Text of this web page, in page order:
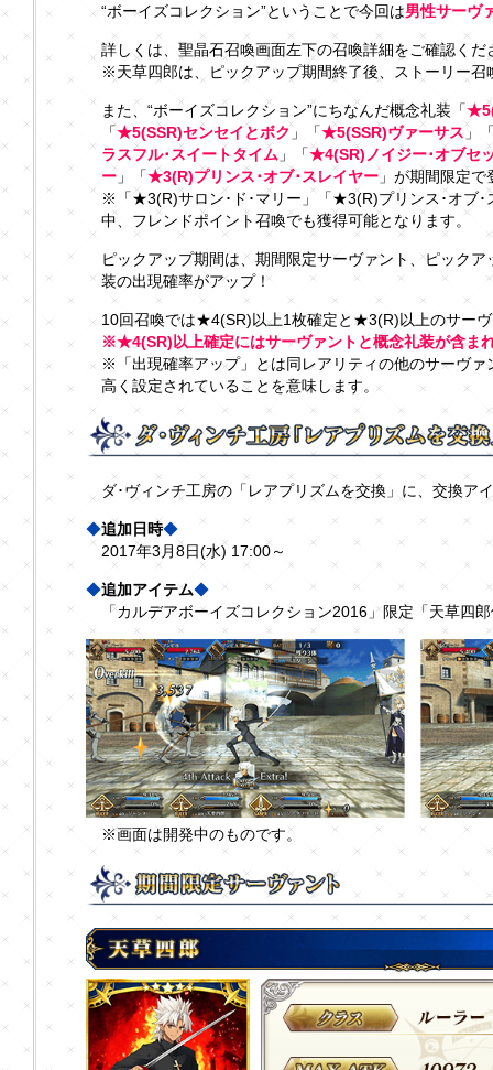
“ボーイズコレクション”ということで今回は男性サーヴ
詳しくは、聖晶石召喚画面左下の召喚詳細をご確認くだ
※天草四郎は、ピックアップ期間終了後、ストーリー召
また、“ボーイズコレクション”にちなんだ概念礼装「
「★5(SSR)センセイとボク 」「★5(SSR)ヴァーサス 」
ラスフル･スイートタイム 」「★4(SR)ノイジー･オブセ
ー 」「★3(R)プリンス･オブ･スレイヤー 」が期間限定で
※「★3(R)サロン･ド･マリー」「★3(R)プリンス･オブ･
中、フレンドポイント召喚でも獲得可能となります。
ピックアップ期間は、期間限定サーヴァント、ピック
装の出現確率がアップ！
10回召喚では★4(SR)以上1枚確定と★3(R)以上のサー
※★4(SR)以上確定にはサーヴァントと概念礼装が含ま
※「出現確率アップ」とは同レアリティの他のサーヴ
高く設定されていることを意味します。
ダ･ヴィンチ工房の「レアプリズムを交換」に、交換ア
◆追加日時◆
2017年3月8日(水) 17:00～
◆追加アイテム◆
「カルデアボーイズコレクション2016」限定「天草四
※画面は開発中のものです。